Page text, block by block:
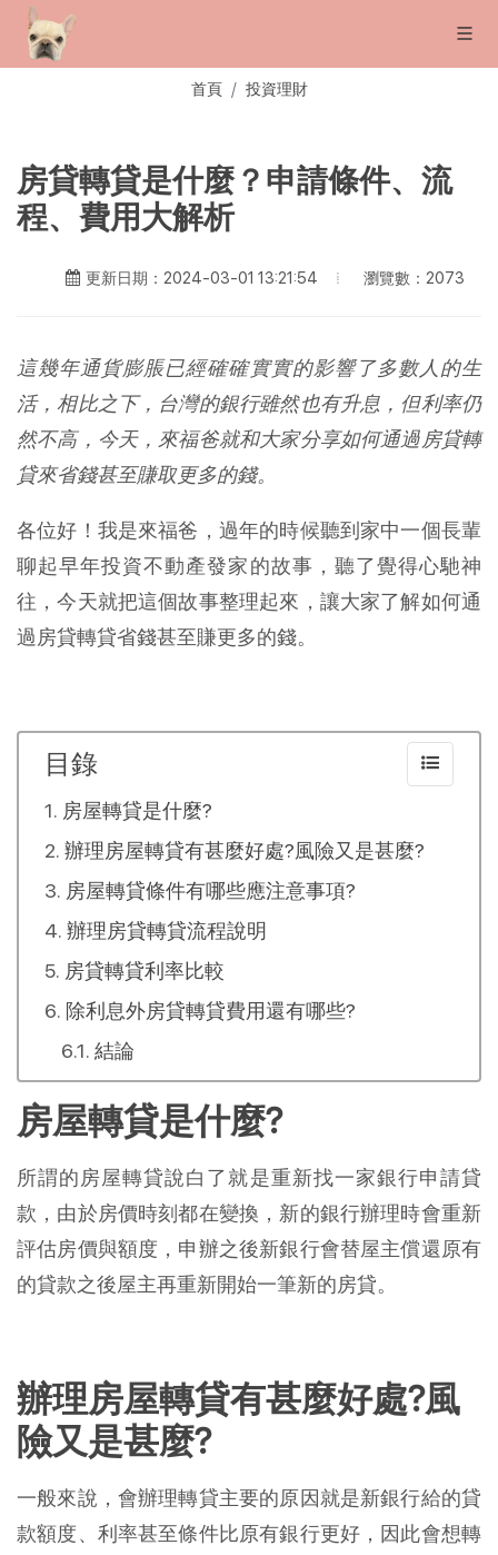
首頁 投資理財
房貸轉貸是什麼？申請條件、流
程、費用大解析
更新日期：2024-03-01 13:21:54 瀏覽數：2073
這幾年通貨膨脹已經確確實實的影響了多數人的生
活，相比之下，台灣的銀行雖然也有升息，但利率仍
然不高，今天，來福爸就和大家分享如何通過房貸轉
貸來省錢甚至賺取更多的錢。
各位好！我是來福爸，過年的時候聽到家中一個長輩
聊起早年投資不動產發家的故事，聽了覺得心馳神
往，今天就把這個故事整理起來，讓大家了解如何通
過房貸轉貸省錢甚至賺更多的錢。
目錄
房屋轉貸是什麼?
辦理房屋轉貸有甚麼好處?風險又是甚麼?
房屋轉貸條件有哪些應注意事項?
辦理房貸轉貸流程說明
房貸轉貸利率比較
除利息外房貸轉貸費用還有哪些?
結論
房屋轉貸是什麼?
所謂的房屋轉貸說白了就是重新找一家銀行申請貸
款，由於房價時刻都在變換，新的銀行辦理時會重新
評估房價與額度，申辦之後新銀行會替屋主償還原有
的貸款之後屋主再重新開始一筆新的房貸。
辦理房屋轉貸有甚麼好處?風
險又是甚麼?
一般來說，會辦理轉貸主要的原因就是新銀行給的貸
款額度、利率甚至條件比原有銀行更好，因此會想轉